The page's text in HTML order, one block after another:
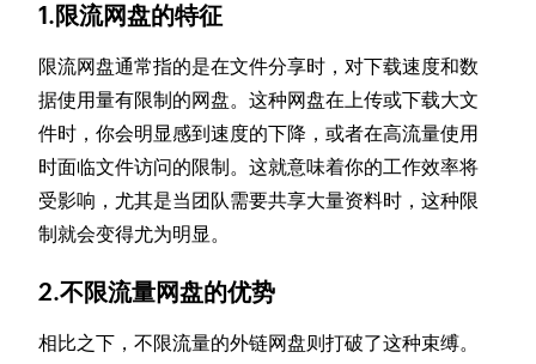
1.限流网盘的特征
限流网盘通常指的是在文件分享时，对下载速度和数
据使用量有限制的网盘。这种网盘在上传或下载大文
件时，你会明显感到速度的下降，或者在高流量使用
时面临文件访问的限制。这就意味着你的工作效率将
受影响，尤其是当团队需要共享大量资料时，这种限
制就会变得尤为明显。
2.不限流量网盘的优势
相比之下，不限流量的外链网盘则打破了这种束缚。